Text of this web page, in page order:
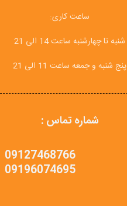
ساعت کاری:
شنبه تا چهارشنبه ساعت 14 الی 21
پنج شنبه و جمعه ساعت 11 الی 21
شماره تماس :
09127468766
09196074695